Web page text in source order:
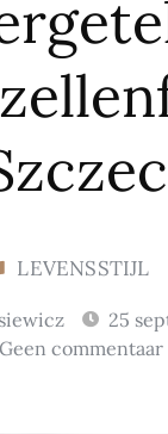
LEVENSSTIJL
25
Geen commentaar